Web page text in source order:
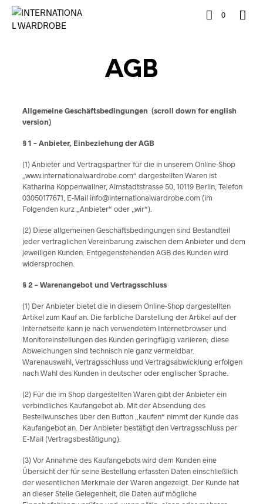
0
AGB
Allgemeine Geschäftsbedingungen (scroll down for english
version)
§ 1 – Anbieter, Einbeziehung der AGB
(1) Anbieter und Vertragspartner für die in unserem Online-Shop
„www.internationalwardrobe.com“ dargestellten Waren ist
Katharina Koppenwallner, Almstadtstrasse 50, 10119 Berlin, Telefon
03050177671, E-Mail info@internationalwardrobe.com (im
Folgenden kurz „Anbieter“ oder „wir“).
(2) Diese allgemeinen Geschäftsbedingungen sind Bestandteil
jeder vertraglichen Vereinbarung zwischen dem Anbieter und dem
jeweiligen Kunden. Entgegenstehenden AGB des Kunden wird
widersprochen.
§ 2 – Warenangebot und Vertragsschluss
(1) Der Anbieter bietet die in diesem Online-Shop dargestellten
Artikel zum Kauf an. Die farbliche Darstellung der Artikel auf der
Internetseite kann je nach verwendetem Internetbrowser und
Monitoreinstellungen des Kunden geringfügig variieren; diese
Abweichungen sind technisch nie ganz vermeidbar.
Warenauswahl, Vertragsschluss und Vertragsabwicklung erfolgen
nach Wahl des Kunden in deutscher oder englischer Sprache.
(2) Für die im Shop dargestellten Waren gibt der Anbieter ein
verbindliches Kaufangebot ab. Mit der Absendung des
Bestellwunsches über den Button „kaufen“ nimmt der Kunde das
Kaufangebot an. Der Anbieter bestätigt den Vertragsschluss per
E-Mail (Vertragsbestätigung).
(3) Vor Annahme des Kaufangebots wird dem Kunden eine
Übersicht der für seine Bestellung erfassten Daten einschließlich
der wesentlichen Merkmale der Waren angezeigt. Der Kunde hat
an dieser Stelle Gelegenheit, die Daten auf mögliche